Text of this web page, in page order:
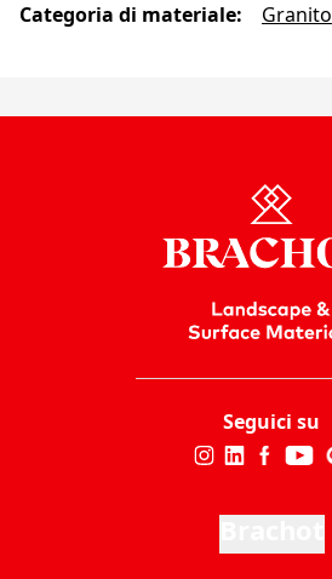
Categoria di materiale: Granito
Seguici su